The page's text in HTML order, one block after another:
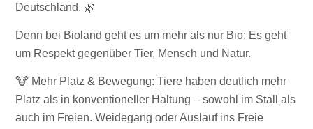
Deutschland. 🌿
Denn bei Bioland geht es um mehr als nur Bio: Es geht
um Respekt gegenüber Tier, Mensch und Natur.
🐮 Mehr Platz & Bewegung: Tiere haben deutlich mehr
Platz als in konventioneller Haltung – sowohl im Stall als
auch im Freien. Weidegang oder Auslauf ins Freie